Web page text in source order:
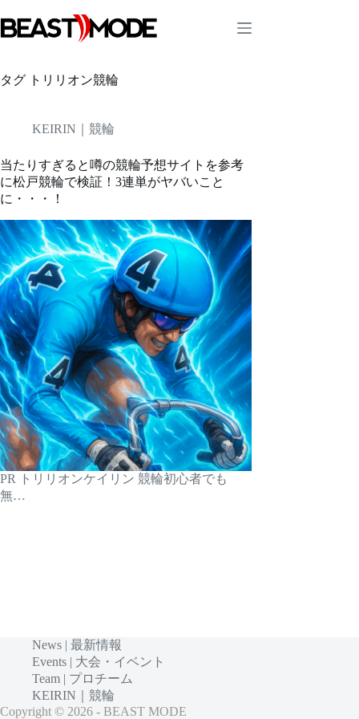
ン
テ
ツ
へ
プ
タグ トリリオン競輪
KEIRIN｜競輪
当たりすぎると噂の競輪予想サイトを参考
に松戸競輪で検証！3連単がヤバいこと
に・・・！
PR トリリオンケイリン 競輪初心者でも
無…
News | 最新情報
Events | 大会・イベント
Team | プロチーム
KEIRIN｜競輪
Copyright © 2026 - BEAST MODE